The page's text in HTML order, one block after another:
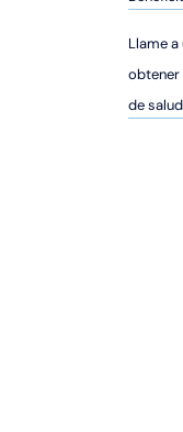
ur
y
Llame
obtener
de